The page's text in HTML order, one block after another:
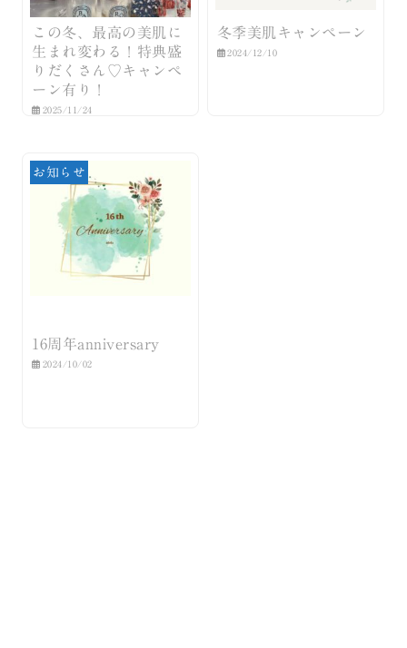
この冬、最高の美肌に
生まれ変わる！特典盛
りだくさん♡キャンペ
ーン有り！
2025/11/24
冬季美肌キャンペーン
2024/12/10
お知らせ
16周年anniversary
2024/10/02